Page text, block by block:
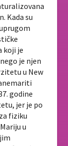
Kada su
koji je
je njen
u New
godine
jer je po
fiziku
u